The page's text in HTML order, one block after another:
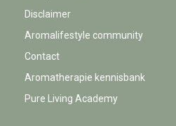
Disclaimer
Aromalifestyle community
Contact
Aromatherapie kennisbank
Pure Living Academy